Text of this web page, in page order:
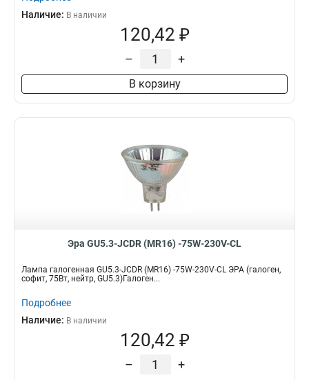
Наличие: В наличии
120,42 ₽
– +
В корзину
Эра GU5.3-JCDR (MR16) -75W-230V-CL
Лампа галогенная GU5.3-JCDR (MR16) -75W-230V-CL ЭРА (галоген,
софит, 75Вт, нейтр, GU5.3)Галоген...
Подробнее
Наличие: В наличии
120,42 ₽
– +